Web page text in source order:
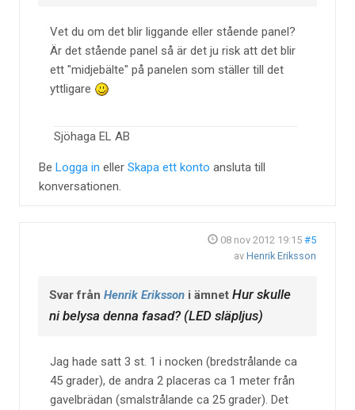
Vet du om det blir liggande eller stående panel?
Är det stående panel så är det ju risk att det blir
ett "midjebälte" på panelen som ställer till det
yttligare
Sjöhaga EL AB
Be Logga in eller Skapa ett konto ansluta till
konversationen.
08 nov 2012 19:15 #5
av Henrik Eriksson
Svar från Henrik Eriksson i ämnet Hur skulle
ni belysa denna fasad? (LED släpljus)
Jag hade satt 3 st. 1 i nocken (bredstrålande ca
45 grader), de andra 2 placeras ca 1 meter från
gavelbrädan (smalstrålande ca 25 grader). Det